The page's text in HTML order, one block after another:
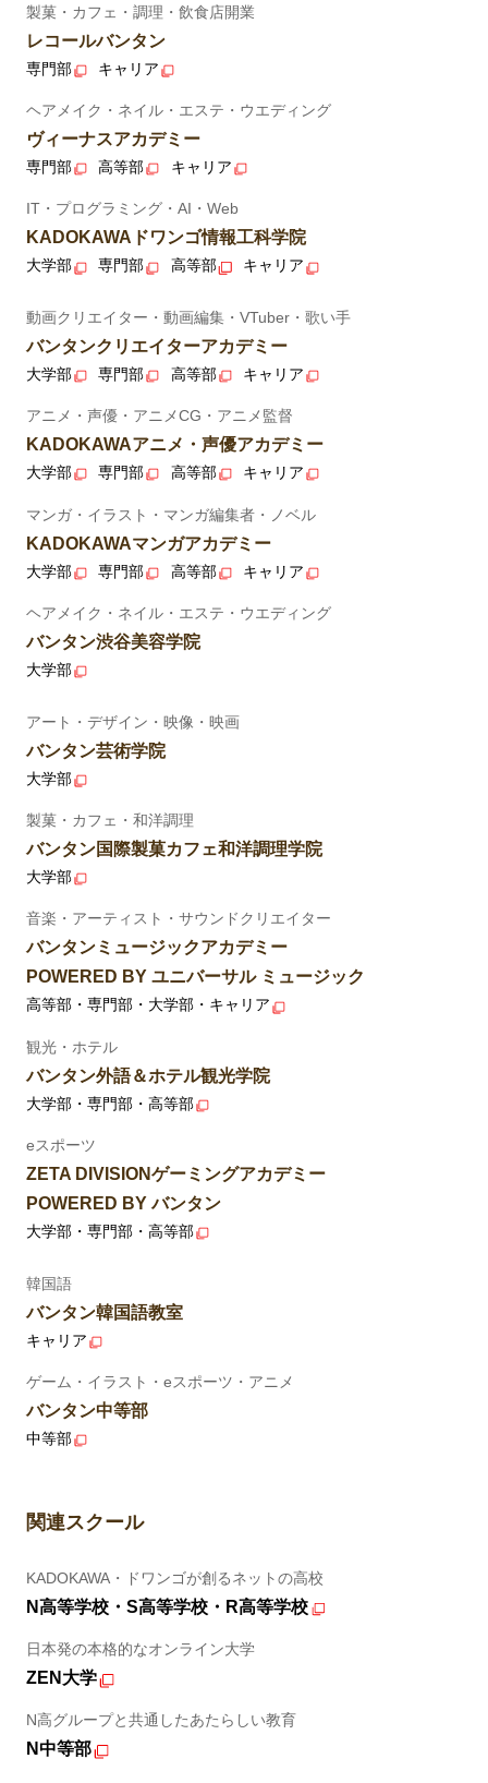
製菓・カフェ・調理・飲食店開業
レコールバンタン
専門部 キャリア
ヘアメイク・ネイル・エステ・ウエディング
ヴィーナスアカデミー
専門部 高等部 キャリア
IT・プログラミング・AI・Web
KADOKAWAドワンゴ情報工科学院
大学部 専門部 高等部 キャリア
動画クリエイター・動画編集・VTuber・歌い手
バンタンクリエイターアカデミー
大学部 専門部 高等部 キャリア
アニメ・声優・アニメCG・アニメ監督
KADOKAWAアニメ・声優アカデミー
大学部 専門部 高等部 キャリア
マンガ・イラスト・マンガ編集者・ノベル
KADOKAWAマンガアカデミー
大学部 専門部 高等部 キャリア
ヘアメイク・ネイル・エステ・ウエディング
バンタン渋谷美容学院
大学部
アート・デザイン・映像・映画
バンタン芸術学院
大学部
製菓・カフェ・和洋調理
バンタン国際製菓カフェ和洋調理学院
大学部
音楽・アーティスト・サウンドクリエイター
バンタンミュージックアカデミー
POWERED BY ユニバーサル ミュージック
高等部・専門部・大学部・キャリア
観光・ホテル
バンタン外語＆ホテル観光学院
大学部・専門部・高等部
eスポーツ
ZETA DIVISIONゲーミングアカデミー
POWERED BY バンタン
大学部・専門部・高等部
韓国語
バンタン韓国語教室
キャリア
ゲーム・イラスト・eスポーツ・アニメ
バンタン中等部
中等部
関連スクール
KADOKAWA・ドワンゴが創るネットの高校
N高等学校・S高等学校・R高等学校
日本発の本格的なオンライン大学
ZEN大学
N高グループと共通したあたらしい教育
N中等部